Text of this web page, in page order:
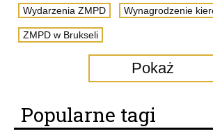
Wydarzenia ZMPD Wynagrodzenie
ZMPD w Brukseli
Pokaż
Popularne tagi